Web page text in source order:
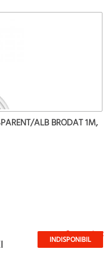
ALB BRODAT 1M,
Stoc epuizat
INDISPONIBIL